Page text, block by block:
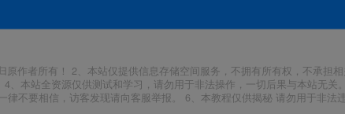
原作者所有！ 2、本站仅提供信息存储空间服务，不拥有所有权，不承担
、本站全资源仅供测试和学习，请勿用于非法操作，一切后果与本站无
律不要相信，访客发现请向客服举报。 6、本教程仅供揭秘 请勿用于非法